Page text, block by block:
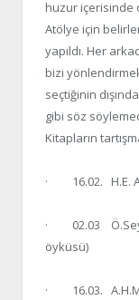
huzur içerisinde
Atölye için
yapıldı. Her
bizi
seçtiğinin
gibi söz
Kitapların
· 16.02. H.E.
· 02.03
öyküsü)
· 16.03.